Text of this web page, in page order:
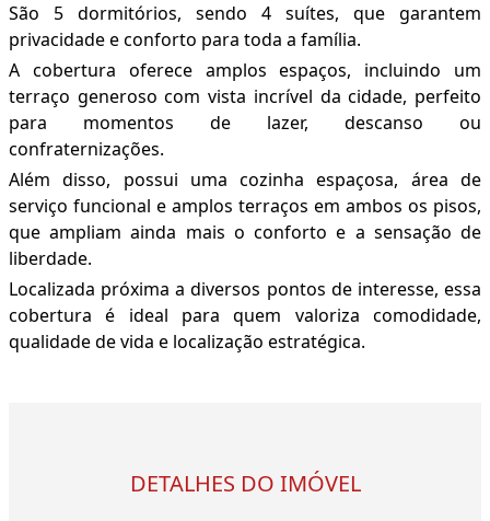
São 5 dormitórios, sendo 4 suítes, que garantem
privacidade e conforto para toda a família.
A cobertura oferece amplos espaços, incluindo um
terraço generoso com vista incrível da cidade, perfeito
para momentos de lazer, descanso ou
confraternizações.
Além disso, possui uma cozinha espaçosa, área de
serviço funcional e amplos terraços em ambos os pisos,
que ampliam ainda mais o conforto e a sensação de
liberdade.
Localizada próxima a diversos pontos de interesse, essa
cobertura é ideal para quem valoriza comodidade,
qualidade de vida e localização estratégica.
DETALHES DO IMÓVEL